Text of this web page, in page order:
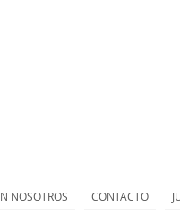
NOSOTROS CONTACTO